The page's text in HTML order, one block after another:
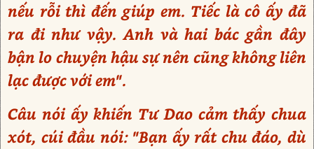
nếu rỗi thì đến giúp em. Tiếc là cô ấy đã
ra đi như vậy. Anh và hai bác gần đây
bận lo chuyện hậu sự nên cũng không liên
lạc được với em".
Câu nói ấy khiến Tư Dao cảm thấy chua
xót, cúi đầu nói: "Bạn ấy rất chu đáo, dù